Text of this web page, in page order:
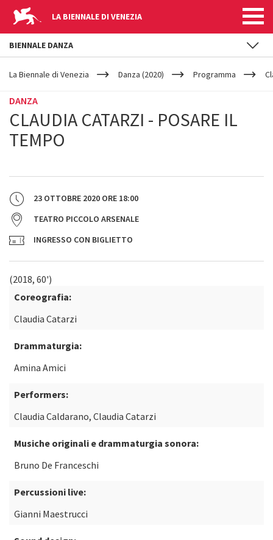
LA BIENNALE DI VENEZIA
YOUR
ARE
La Biennale di Venezia Danza (2020) Programma
DANZA
CLAUDIA CATARZI - POSARE IL
TEMPO
23 OTTOBRE 2020 ORE 18:00
TEATRO PICCOLO ARSENALE
INGRESSO CON BIGLIETTO
(2018, 60')
Coreografia:
Claudia Catarzi
Drammaturgia:
Amina Amici
Performers:
Claudia Caldarano, Claudia Catarzi
Musiche originali e drammaturgia sonora:
Bruno De Franceschi
Percussioni live:
Gianni Maestrucci
BIENNALE DANZA